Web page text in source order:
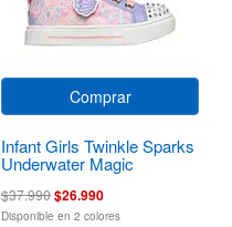
Comprar
Infant Girls Twinkle Sparks
Underwater Magic
$37.990$26.990
Disponible en 2 colores